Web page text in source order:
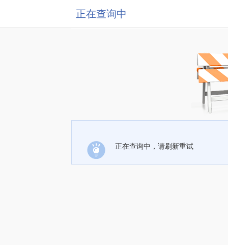
正在查询中
正在查询中，请刷新重试